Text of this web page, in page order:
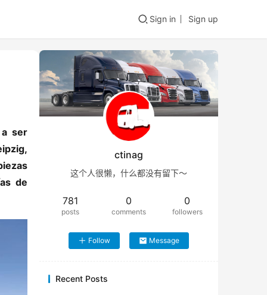
Sign in Sign up
ser
de
ctinag
这个人很懒，什么都没有留下～
781
posts
0
comments
0
followers
Follow Message
Recent Posts